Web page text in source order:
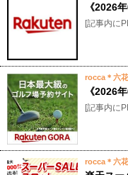
《2026
[記事内に
rocca＊六花
《2026
[記事内に
rocca＊六花